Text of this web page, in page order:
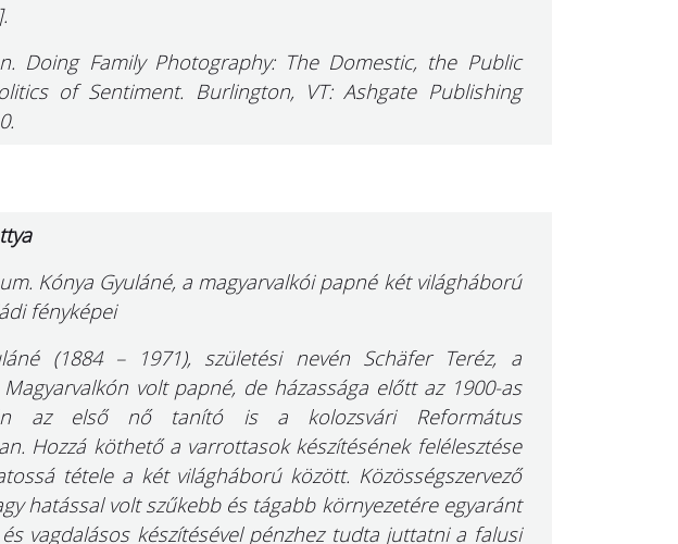
Doing Family Photography: The Domestic, the Public
of Sentiment. Burlington, VT: Ashgate Publishing
Kónya Gyuláné, a magyarvalkói papné két világháború
fényképei
(1884 – 1971), születési nevén Schäfer Teréz, a
volt papné, de házassága előtt az 1900-as
az első nő tanító is a kolozsvári Református
Hozzá köthető a varrottasok készítésének felélesztése
tétele a két világháború között. Közösségszervező
hatással volt szűkebb és tágabb környezetére egyaránt
vagdalásos készítésével pénzhez tudta juttatni a falusi